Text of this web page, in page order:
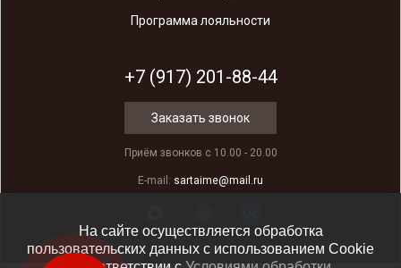
Программа лояльности
+7 (917) 201-88-44
Заказать звонок
Приём звонков с 10.00 - 20.00
E-mail: sartaime@mail.ru
На сайте осуществляется обработка
пользовательских данных с использованием Cookie